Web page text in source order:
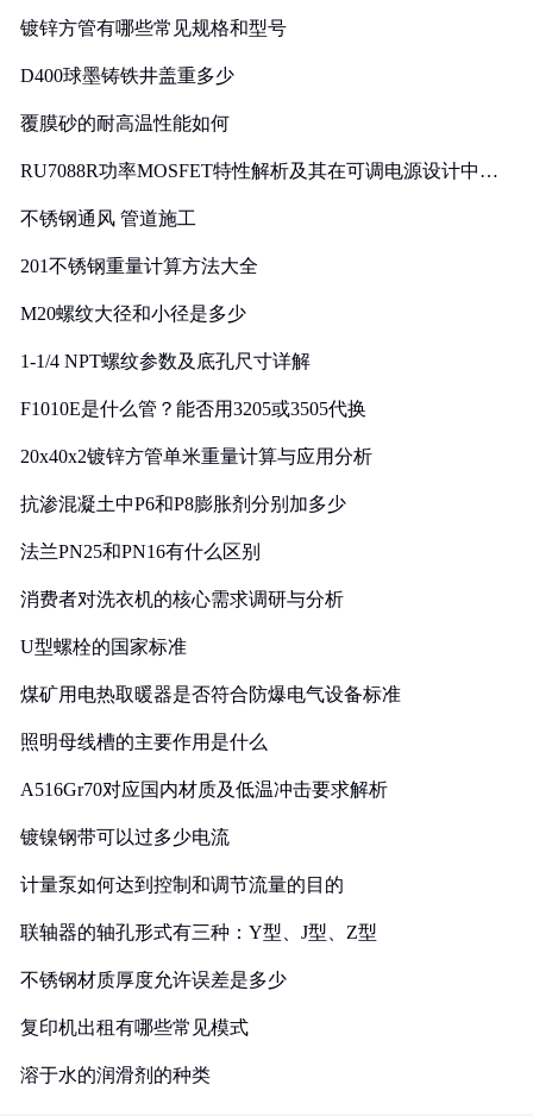
镀锌方管有哪些常见规格和型号
D400球墨铸铁井盖重多少
覆膜砂的耐高温性能如何
RU7088R功率MOSFET特性解析及其在可调电源设计中的
不锈钢通风 管道施工
201不锈钢重量计算方法大全
M20螺纹大径和小径是多少
1-1/4 NPT螺纹参数及底孔尺寸详解
F1010E是什么管？能否用3205或3505代换
20x40x2镀锌方管单米重量计算与应用分析
抗渗混凝土中P6和P8膨胀剂分别加多少
法兰PN25和PN16有什么区别
消费者对洗衣机的核心需求调研与分析
U型螺栓的国家标准
煤矿用电热取暖器是否符合防爆电气设备标准
照明母线槽的主要作用是什么
A516Gr70对应国内材质及低温冲击要求解析
镀镍钢带可以过多少电流
计量泵如何达到控制和调节流量的目的
联轴器的轴孔形式有三种：Y型、J型、Z型
不锈钢材质厚度允许误差是多少
复印机出租有哪些常见模式
溶于水的润滑剂的种类